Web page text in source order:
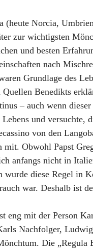
(heute Norcia,
zur wichtigsten
und besten
nach
Grundlage des
Quellen Benedikts
– auch wenn
und versuchte,
von den
Obwohl Papst
anfangs nicht in
diese Regel in
war. Deshalb ist
eng mit der Person
Nachfolger,
Die „Regula